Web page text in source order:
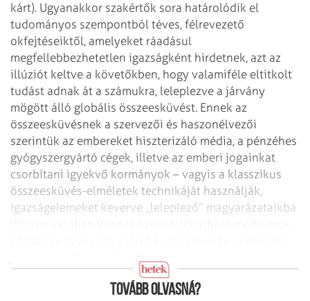
kárt). Ugyanakkor szakértők sora határolódik el
tudományos szempontból téves, félrevezető
okfejtéseiktől, amelyeket ráadásul
megfellebbezhetetlen igazságként hirdetnek, azt az
illúziót keltve a követőkben, hogy valamiféle eltitkolt
tudást adnak át a számukra, leleplezve a járvány
mögött álló globális összeesküvést. Ennek az
összeesküvésnek a szervezői és haszonélvezői
szerintük az embereket hiszterizáló média, a pénzéhes
gyógyszergyártó cégek, illetve az emberi jogainkat
csorbítani igyekvő kormányok – vagyis a klasszikus
összeesküvés-elméletek technikáját használják,
igazságelemeket keverve „leleplező” magyarázataikba
általánosítani azonban mindig félrevezető).
Tovább olvasná?